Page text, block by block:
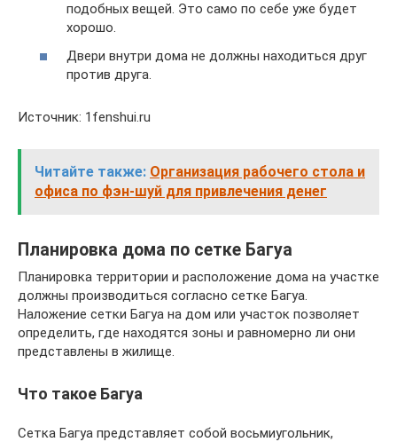
подобных вещей. Это само по себе уже будет
хорошо.
Двери внутри дома не должны находиться друг
против друга.
Источник: 1fenshui.ru
Читайте также: Организация рабочего стола и
офиса по фэн-шуй для привлечения денег
Планировка дома по сетке Багуа
Планировка территории и расположение дома на участке
должны производиться согласно сетке Багуа.
Наложение сетки Багуа на дом или участок позволяет
определить, где находятся зоны и равномерно ли они
представлены в жилище.
Что такое Багуа
Сетка Багуа представляет собой восьмиугольник,